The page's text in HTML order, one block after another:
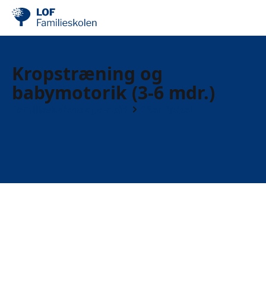
Kropstræning og
babymotorik (3-6 mdr.)